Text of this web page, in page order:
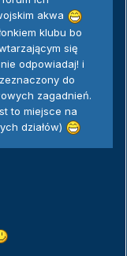
akwa
klubu bo
się
odpowiadaj! i
do
zagadnień.
to miejsce na
działów)